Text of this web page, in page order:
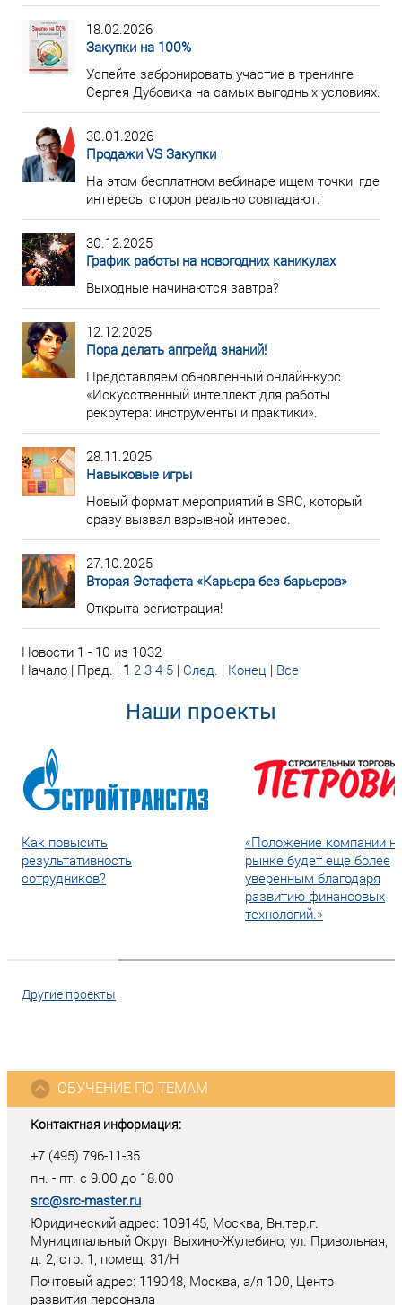
18.02.2026
Закупки на 100%
Успейте забронировать участие в тренинге
Сергея Дубовика на самых выгодных условиях.
30.01.2026
Продажи VS Закупки
На этом бесплатном вебинаре ищем точки, где
интересы сторон реально совпадают.
30.12.2025
График работы на новогодних каникулах
Выходные начинаются завтра?
12.12.2025
Пора делать апгрейд знаний!
Представляем обновленный онлайн-курс
«Искусственный интеллект для работы
рекрутера: инструменты и практики».
28.11.2025
Навыковые игры
Новый формат мероприятий в SRC, который
сразу вызвал взрывной интерес.
27.10.2025
Вторая Эстафета «Карьера без барьеров»
Открыта регистрация!
Новости 1 - 10 из 1032
Начало | Пред. | 1 2 3 4 5 | След. | Конец | Все
Наши проекты
Как повысить
результативность
сотрудников?
«Положение компании
рынке будет еще более
уверенным благодаря
развитию финансовых
технологий.»
Другие проекты
Контактная информация:
+7 (495) 796-11-35
пн. - пт. с 9.00 до 18.00
src@src-master.ru
Юридический адрес: 109145, Москва, Вн.тер.г.
Муниципальный Округ Выхино-Жулебино, ул. Привольная,
д. 2, стр. 1, помещ. 31/Н
Почтовый адрес: 119048, Москва, а/я 100, Центр
развития персонала
ОБУЧЕНИЕ ПО ТЕМАМ